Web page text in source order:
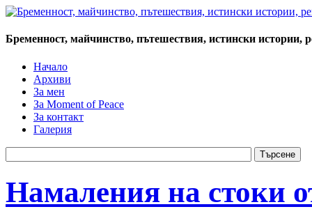
Бременност, майчинство, пътешествия, истински истории,
Начало
Архиви
За мен
За Moment of Peace
За контакт
Галерия
Намаления на стоки